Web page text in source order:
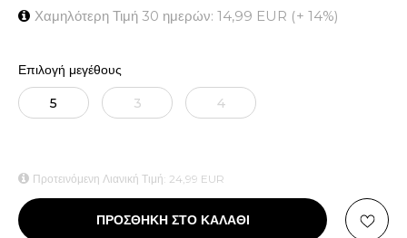
Χαμηλότερη Τιμή 30 ημερών: 14,99 EUR (+ 14%)
Επιλογή μεγέθους
5 3 4
Προτεινόμενη Λιανική Τιμή: 24,99 EUR
ΠΡΟΣΘΗΚΗ ΣΤΟ ΚΑΛΑΘΙ